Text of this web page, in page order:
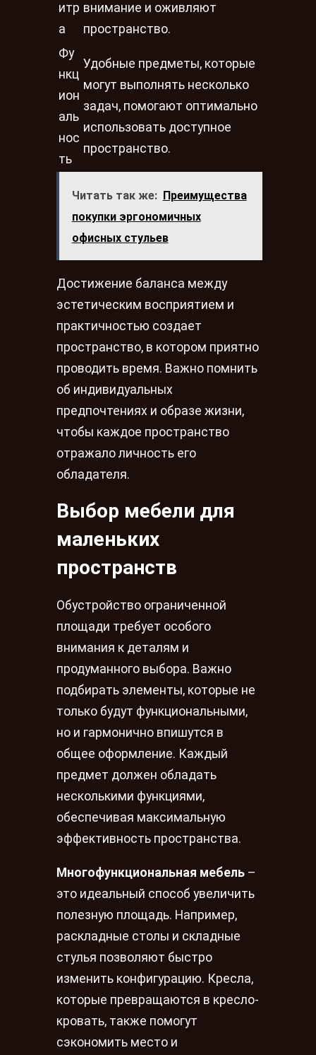
итр
а
внимание и оживляют
пространство.
Фу
нкц
ион
аль
нос
ть
Удобные предметы, которые
могут выполнять несколько
задач, помогают оптимально
использовать доступное
пространство.
Читать так же: Преимущества
покупки эргономичных
офисных стульев
Достижение баланса между
эстетическим восприятием и
практичностью создает
пространство, в котором приятно
проводить время. Важно помнить
об индивидуальных
предпочтениях и образе жизни,
чтобы каждое пространство
отражало личность его
обладателя.
Выбор мебели для
маленьких
пространств
Обустройство ограниченной
площади требует особого
внимания к деталям и
продуманного выбора. Важно
подбирать элементы, которые не
только будут функциональными,
но и гармонично впишутся в
общее оформление. Каждый
предмет должен обладать
несколькими функциями,
обеспечивая максимальную
эффективность пространства.
Многофункциональная мебель –
это идеальный способ увеличить
полезную площадь. Например,
раскладные столы и складные
стулья позволяют быстро
изменить конфигурацию. Кресла,
которые превращаются в кресло-
кровать, также помогут
сэкономить место и